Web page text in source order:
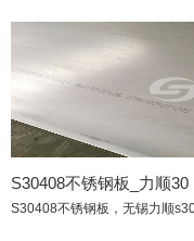
S30408不锈钢板_力顺30
S30408不锈钢板，无锡力顺